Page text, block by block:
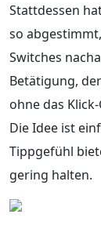
Stattdessen
so
Switches
Betätigung,
ohne das
Die Idee ist
Tippgefühl
gering halten.